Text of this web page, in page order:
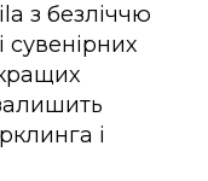
з безліччю
сувенірних
і